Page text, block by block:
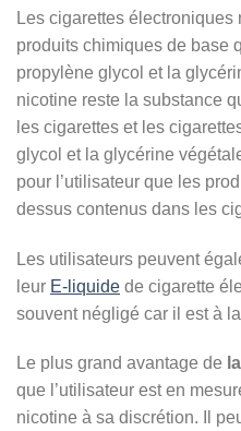
Les cigarettes
produits chimiques de base
propylène glycol et la
nicotine reste la substance
les cigarettes et les
glycol et la glycérine
pour l’utilisateur que les
dessus contenus dans les
Les utilisateurs peuvent
leur E-liquide de cigarette
souvent négligé car il est à
Le plus grand avantage de
que l’utilisateur est en
nicotine à sa discrétion. Il